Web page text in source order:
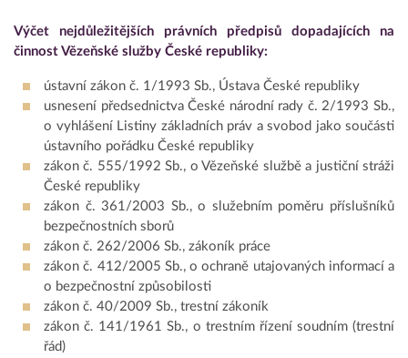
Výčet nejdůležitějších právních předpisů dopadajících na
činnost Vězeňské služby České republiky:
ústavní zákon č. 1/1993 Sb., Ústava České republiky
usnesení předsednictva České národní rady č. 2/1993 Sb.,
o vyhlášení Listiny základních práv a svobod jako součásti
ústavního pořádku České republiky
zákon č. 555/1992 Sb., o Vězeňské službě a justiční stráži
České republiky
zákon č. 361/2003 Sb., o služebním poměru příslušníků
bezpečnostních sborů
zákon č. 262/2006 Sb., zákoník práce
zákon č. 412/2005 Sb., o ochraně utajovaných informací a
o bezpečnostní způsobilosti
zákon č. 40/2009 Sb., trestní zákoník
zákon č. 141/1961 Sb., o trestním řízení soudním (trestní
řád)